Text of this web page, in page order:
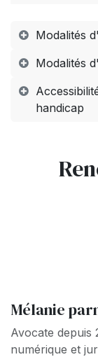
Modalités
Modalités
handicap
Mélanie
Avocate depuis
numérique et